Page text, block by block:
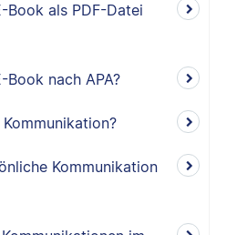
Book als PDF-Datei
nach APA?
Kommunikation